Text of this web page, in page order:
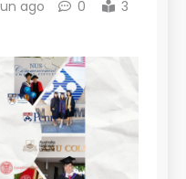
ago 0
3